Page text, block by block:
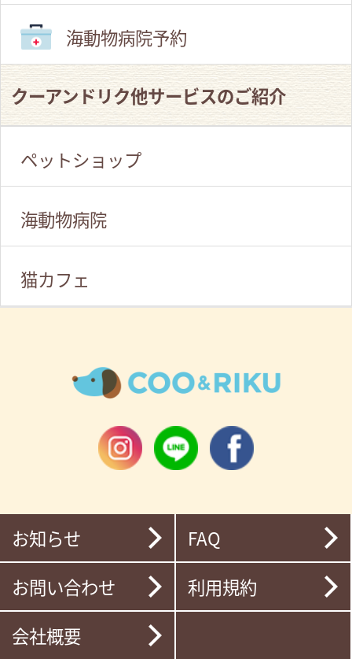
海動物病院予約
クーアンドリク他サービスのご紹介
ペットショップ
海動物病院
猫カフェ
お知らせ
お問い合わせ
会社概要
FAQ
利用規約